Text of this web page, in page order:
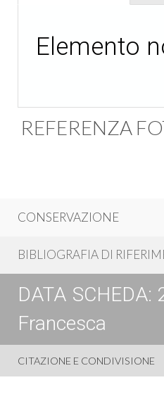
Elemento
REFERENZA
CONSERVAZIONE
BIBLIOGRAFIA DI
DATA SCHEDA:
Francesca
CITAZIONE E CONDIVISIONE